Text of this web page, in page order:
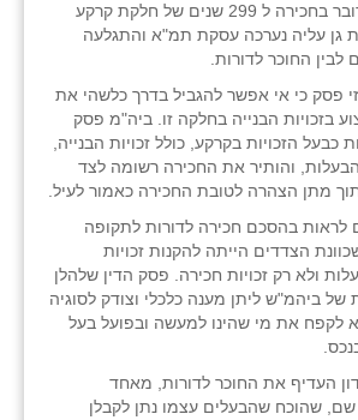
במקרה שלפנינו מדובר בחכירה ל 299 שנים של חלקת קרקע
גן עליה נערכה עסקת תמ"א והתגלעה
החוכר לדורות.
פסק כי אי אפשר להגביל בדרך כלשהי את
בזכויות הבנייה בחלקה זו. ביה"מ פסק
כבעל הזכויות בקרקע, כולל זכויות הבנייה,
והותיר את החכירה רשומה לצד
מתן הצהרה לטובת החכירה כאמור לעיל.
לראות בהסכם חכירה לדורות לתקופה
הצדדים הייתה להקנות זכויות
ולא רק זכויות חכירה. פסק הדין שלהלן
ביהמ"ש ליתן מענה כלכלי וצודק לסוגיה
לקפח את מי שהינו למעשה ובפועל בעל
העדיף את החוכר לדורות, מאחד
שהוכח שהבעלים עצמו נתן לקבלן